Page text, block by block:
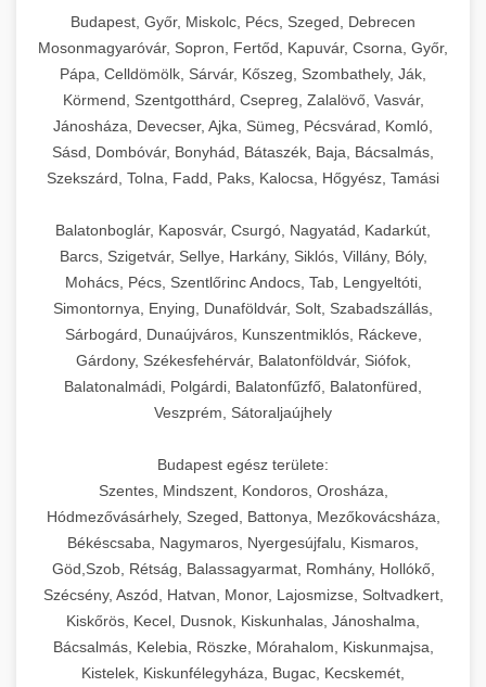
Budapest, Győr, Miskolc, Pécs, Szeged, Debrecen
Mosonmagyaróvár, Sopron, Fertőd, Kapuvár, Csorna, Győr,
Pápa, Celldömölk, Sárvár, Kőszeg, Szombathely, Ják,
Körmend, Szentgotthárd, Csepreg, Zalalövő, Vasvár,
Jánosháza, Devecser, Ajka, Sümeg, Pécsvárad, Komló,
Sásd, Dombóvár, Bonyhád, Bátaszék, Baja, Bácsalmás,
Szekszárd, Tolna, Fadd, Paks, Kalocsa, Hőgyész, Tamási
Balatonboglár, Kaposvár, Csurgó, Nagyatád, Kadarkút,
Barcs, Szigetvár, Sellye, Harkány, Siklós, Villány, Bóly,
Mohács, Pécs, Szentlőrinc Andocs, Tab, Lengyeltóti,
Simontornya, Enying, Dunaföldvár, Solt, Szabadszállás,
Sárbogárd, Dunaújváros, Kunszentmiklós, Ráckeve,
Gárdony, Székesfehérvár, Balatonföldvár, Siófok,
Balatonalmádi, Polgárdi, Balatonfűzfő, Balatonfüred,
Veszprém, Sátoraljaújhely
Budapest egész területe:
Szentes, Mindszent, Kondoros, Orosháza,
Hódmezővásárhely, Szeged, Battonya, Mezőkovácsháza,
Békéscsaba, Nagymaros, Nyergesújfalu, Kismaros,
Göd,Szob, Rétság, Balassagyarmat, Romhány, Hollókő,
Szécsény, Aszód, Hatvan, Monor, Lajosmizse, Soltvadkert,
Kiskőrös, Kecel, Dusnok, Kiskunhalas, Jánoshalma,
Bácsalmás, Kelebia, Röszke, Mórahalom, Kiskunmajsa,
Kistelek, Kiskunfélegyháza, Bugac, Kecskemét,